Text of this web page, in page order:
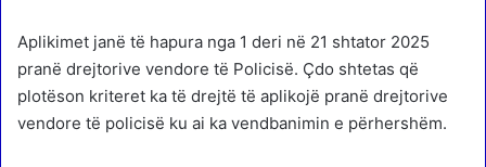
Aplikimet janë të hapura nga 1 deri në 21 shtator 2025
pranë drejtorive vendore të Policisë. Çdo shtetas që
plotëson kriteret ka të drejtë të aplikojë pranë drejtorive
vendore të policisë ku ai ka vendbanimin e përhershëm.